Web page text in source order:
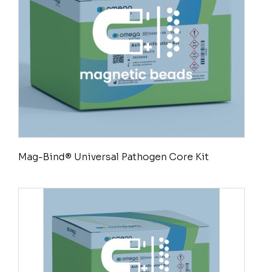
Mag-Bind® Universal Pathogen Core Kit